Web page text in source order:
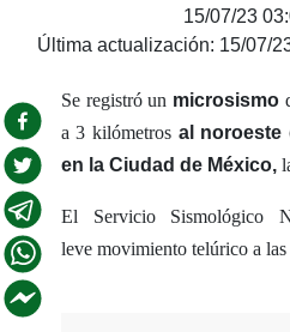
15/07/23
Última actualización: 15/07/
Se registró un microsismo
a 3 kilómetros al noroeste
en la Ciudad de México,
El Servicio Sismológico
leve movimiento telúrico a las